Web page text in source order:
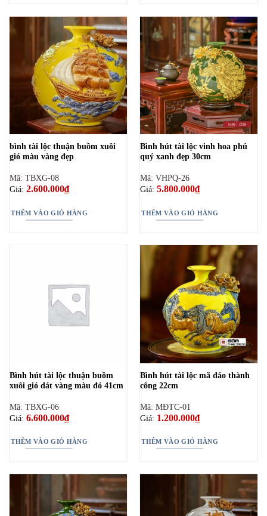
bình tài lộc thuận buồm xuôi
gió màu vàng đẹp
Mã: TBXG-08
Giá: 2.600.000₫
THÊM VÀO GIỎ HÀNG
Bình hút tài lộc vinh hoa phú
quý xanh đẹp 30cm
Mã: VHPQ-26
Giá: 5.800.000₫
THÊM VÀO GIỎ HÀNG
Bình hút tài lộc thuận buồm
xuôi gió dát vàng màu đỏ 41cm
Mã: TBXG-06
Giá: 6.600.000₫
THÊM VÀO GIỎ HÀNG
Bình hút tài lộc mã đáo thành
công 22cm
Mã: MĐTC-01
Giá: 1.200.000₫
THÊM VÀO GIỎ HÀNG